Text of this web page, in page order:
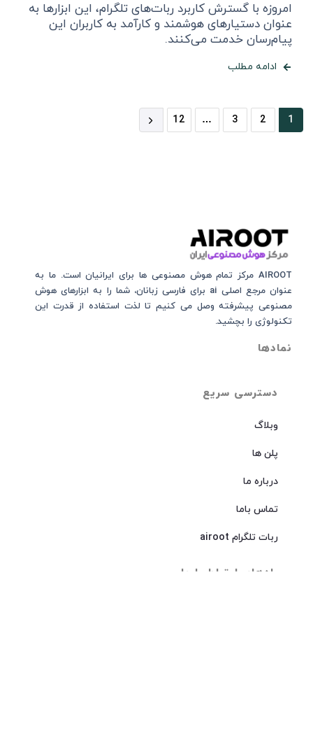
امروزه با گسترش کاربرد ربات‌های تلگرام، این ابزارها به
عنوان دستیارهای هوشمند و کارآمد به کاربران این
پیام‌رسان خدمت می‌کنند.
ادامه مطلب
1
2
3
…
12
دسترسی سریع
وبلاگ
پلن ها
درباره ما
تماس باما
ربات تلگرام airoot
راه‌های ارتباط با ما
AIROOT مرکز تمام هوش مصنوعی‌‌‌ ها برای ایرانیان است. ما به
عنوان مرجع اصلی ai برای فارسی زبانان، شما را به ابزارهای هوش
مصنوعی پیشرفته وصل می کنیم تا لذت استفاده از قدرت این
تکنولوژی را بچشید.
نمادها